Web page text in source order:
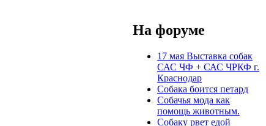
На форуме
17 мая Выставка собак
САС ЧФ + САС ЧРКФ г.
Краснодар
Собака боится петард
Собачья мода как
помощь животным.
Собаку рвет едой